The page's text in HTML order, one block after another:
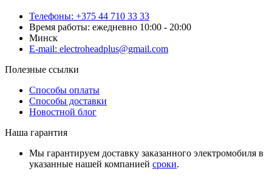
Телефоны: +375 44 710 33 33
Время работы: ежедневно 10:00 - 20:00
Минск
E-mail: electroheadplus@gmail.com
Полезные ссылки
Способы оплаты
Способы доставки
Новостной блог
Наша гарантия
Мы гарантируем доставку заказанного электромобиля в
указанные нашей компанией сроки.